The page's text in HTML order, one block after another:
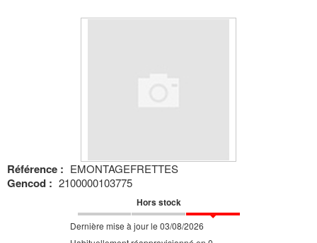
Référence : EMONTAGEFRETTES
Gencod : 2100000103775
Hors stock
Dernière mise à jour le 03/08/2026